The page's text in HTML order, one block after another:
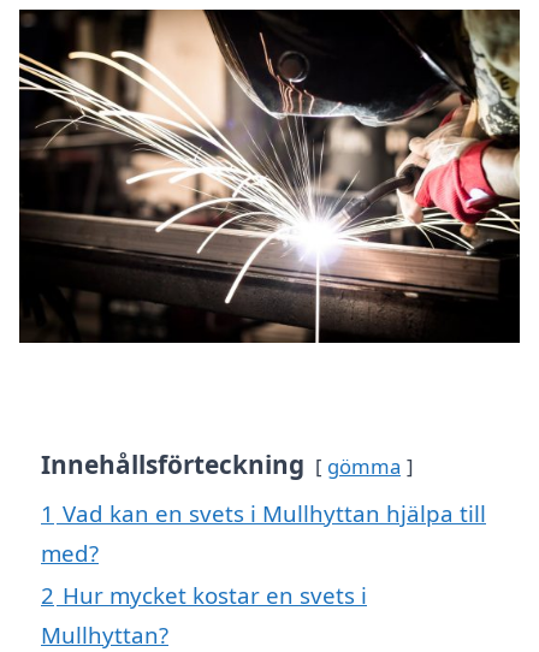
Innehållsförteckning gömma
1 Vad kan en svets i Mullhyttan hjälpa till
med?
2 Hur mycket kostar en svets i
Mullhyttan?